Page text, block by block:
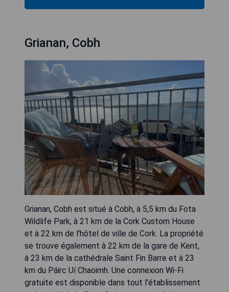
Grianan, Cobh
Grianan, Cobh est situé à Cobh, à 5,5 km du Fota
Wildlife Park, à 21 km de la Cork Custom House
et à 22 km de l'hôtel de ville de Cork. La propriété
se trouve également à 22 km de la gare de Kent,
à 23 km de la cathédrale Saint Fin Barre et à 23
km du Páirc Uí Chaoimh. Une connexion Wi-Fi
gratuite est disponible dans tout l'établissement